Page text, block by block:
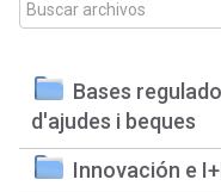
Bases
d'ajudes i beques
Innovación e